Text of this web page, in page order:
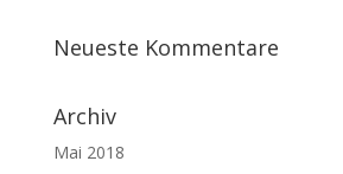
Neueste Kommentare
Archiv
Mai 2018